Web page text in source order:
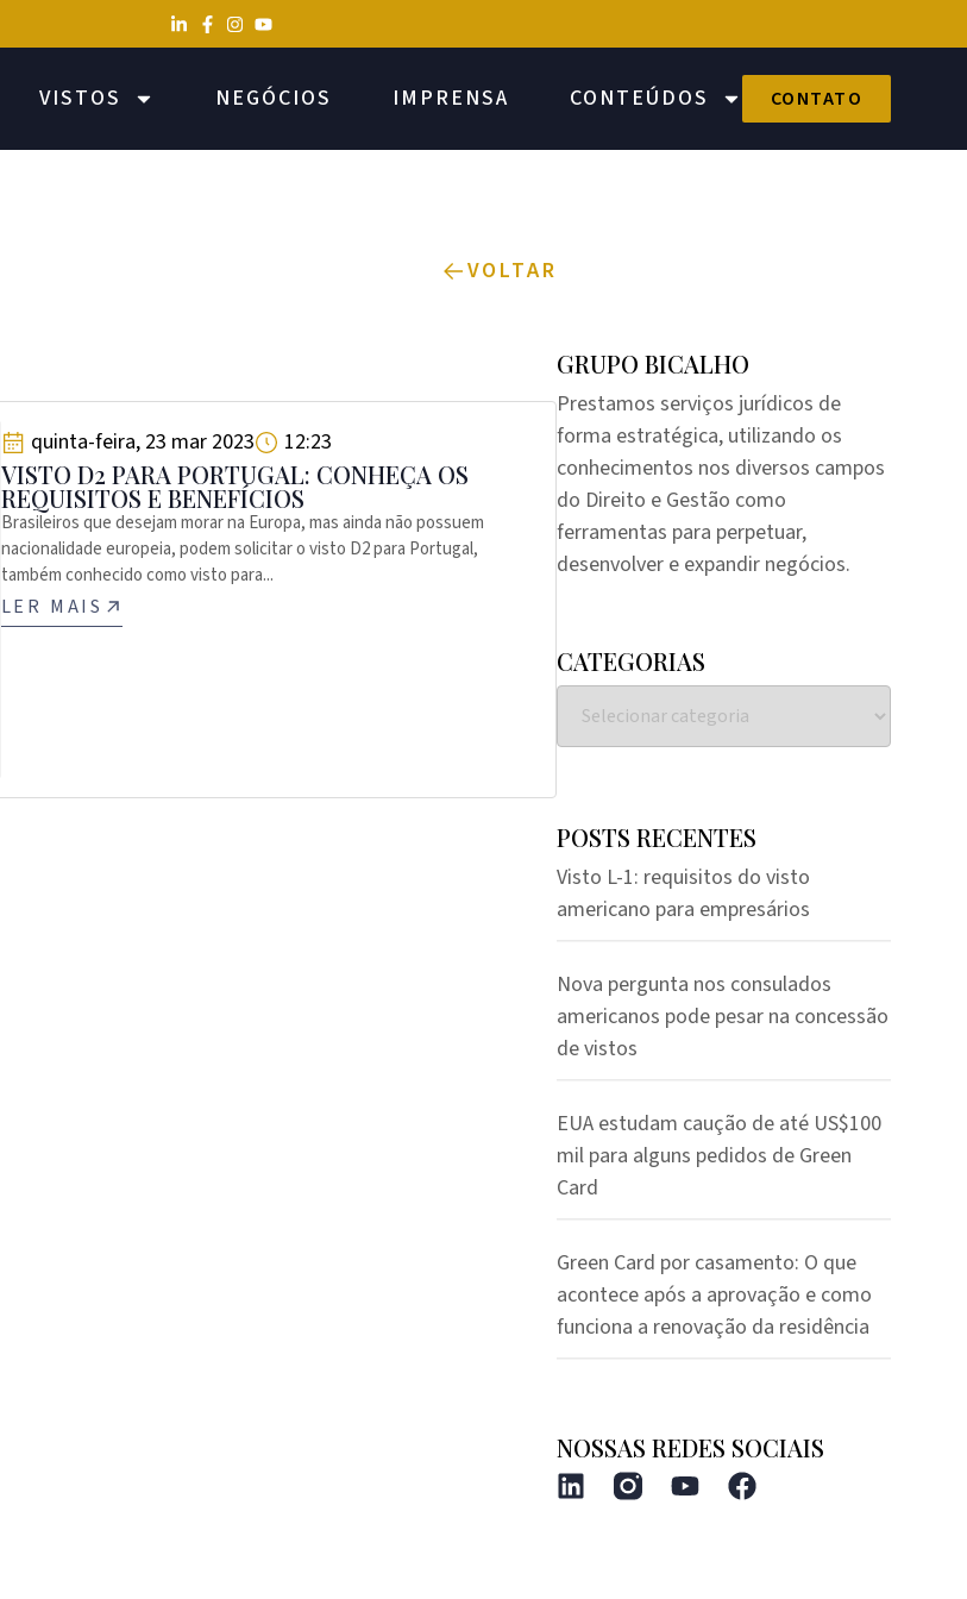
VISTOS NEGÓCIOS IMPRENSA CONTEÚDOS CONTATO
VOLTAR
quinta-feira, 23 mar 2023 12:23
VISTO D2 PARA PORTUGAL: CONHEÇA OS
REQUISITOS E BENEFÍCIOS
Brasileiros que desejam morar na Europa, mas ainda não possuem
nacionalidade europeia, podem solicitar o visto D2 para Portugal,
também conhecido como visto para...
LER MAIS
GRUPO BICALHO
Prestamos serviços jurídicos de
forma estratégica, utilizando os
conhecimentos nos diversos campos
do Direito e Gestão como
ferramentas para perpetuar,
desenvolver e expandir negócios.
CATEGORIAS
POSTS RECENTES
Visto L-1: requisitos do visto
americano para empresários
Nova pergunta nos consulados
americanos pode pesar na concessão
de vistos
EUA estudam caução de até US$100
mil para alguns pedidos de Green
Card
Green Card por casamento: O que
acontece após a aprovação e como
funciona a renovação da residência
NOSSAS REDES SOCIAIS